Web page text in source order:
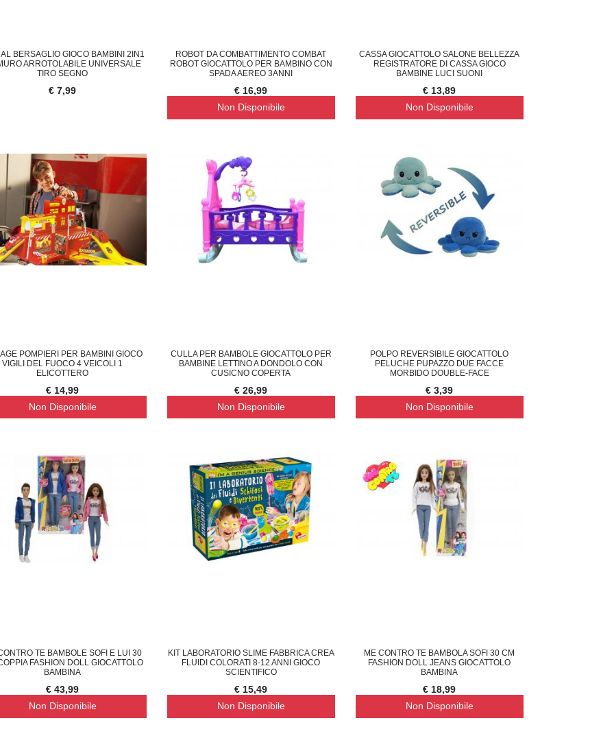
AL BERSAGLIO GIOCO BAMBINI 2IN1
ARROTOLABILE UNIVERSALE
TIRO SEGNO
€ 7,99
ROBOT DA COMBATTIMENTO COMBAT
ROBOT GIOCATTOLO PER BAMBINO CON
SPADA AEREO 3ANNI
€ 16,99
Non Disponibile
CASSA GIOCATTOLO SALONE BELLEZZA
REGISTRATORE DI CASSA GIOCO
BAMBINE LUCI SUONI
€ 13,89
Non Disponibile
POMPIERI PER BAMBINI GIOCO
VIGILI DEL FUOCO 4 VEICOLI 1
ELICOTTERO
€ 14,99
Non Disponibile
CULLA PER BAMBOLE GIOCATTOLO PER
BAMBINE LETTINO A DONDOLO CON
CUSICNO COPERTA
€ 26,99
Non Disponibile
POLPO REVERSIBILE GIOCATTOLO
PELUCHE PUPAZZO DUE FACCE
MORBIDO DOUBLE-FACE
€ 3,39
Non Disponibile
TE BAMBOLE SOFI E LUI 30
FASHION DOLL GIOCATTOLO
BAMBINA
€ 43,99
Non Disponibile
KIT LABORATORIO SLIME FABBRICA CREA
FLUIDI COLORATI 8-12 ANNI GIOCO
SCIENTIFICO
€ 15,49
Non Disponibile
ME CONTRO TE BAMBOLA SOFI 30 CM
FASHION DOLL JEANS GIOCATTOLO
BAMBINA
€ 18,99
Non Disponibile